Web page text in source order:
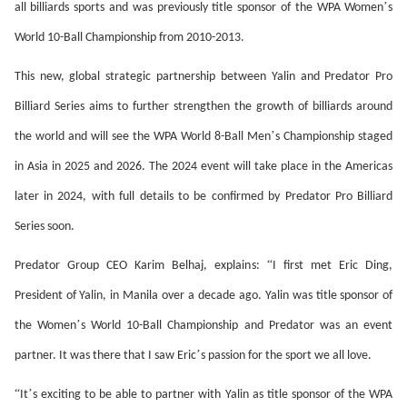
all billiards sports and was previously title sponsor of the WPA Women’s
World 10-Ball Championship from 2010-2013.
This new, global strategic partnership between Yalin and Predator Pro
Billiard Series aims to further strengthen the growth of billiards around
the world and will see the WPA World 8-Ball Men’s Championship staged
in Asia in 2025 and 2026. The 2024 event will take place in the Americas
later in 2024, with full details to be confirmed by Predator Pro Billiard
Series soon.
Predator Group CEO Karim Belhaj, explains: “I first met Eric Ding,
President of Yalin, in Manila over a decade ago. Yalin was title sponsor of
the Women’s World 10-Ball Championship and Predator was an event
partner. It was there that I saw Eric’s passion for the sport we all love.
“It’s exciting to be able to partner with Yalin as title sponsor of the WPA